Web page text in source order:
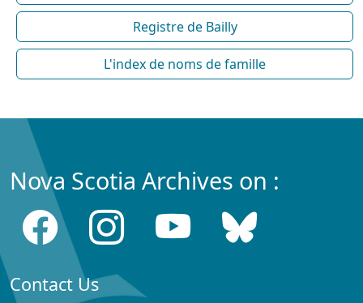
Registre de Bailly
L'index de noms de famille
Nova Scotia Archives on :
Contact Us